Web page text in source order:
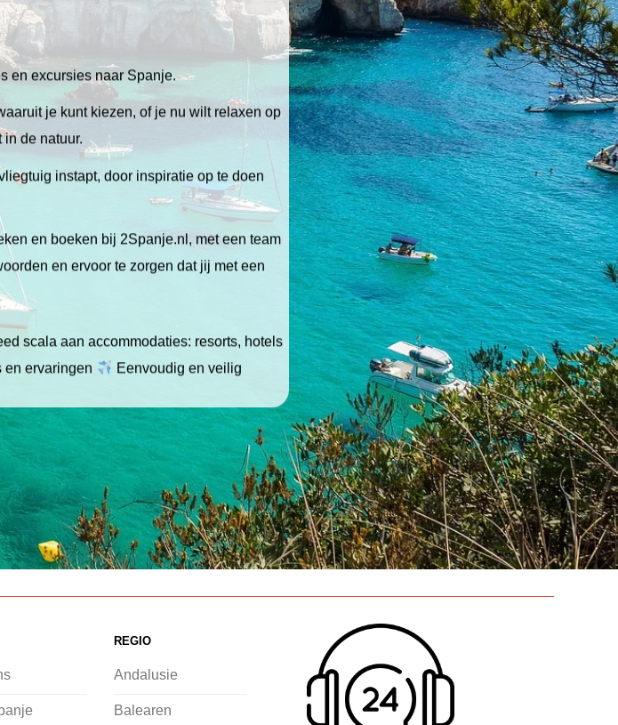
en excursies naar Spanje.
je kunt kiezen, of je nu wilt relaxen op
in de natuur.
instapt, door inspiratie op te doen
en boeken bij 2Spanje.nl, met een team
en ervoor te zorgen dat jij met een
scala aan accommodaties: resorts, hotels
en ervaringen
Eenvoudig en veilig
REGIO
Andalusie
Balearen